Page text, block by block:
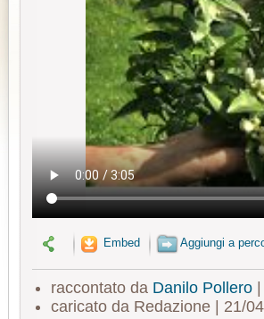
Embed Aggiungi a
raccontato da Danilo Pollero|
caricato da Redazione | 21/